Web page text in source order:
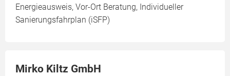
Energieausweis, Vor-Ort Beratung, Individueller
Sanierungsfahrplan (iSFP)
Mirko Kiltz GmbH